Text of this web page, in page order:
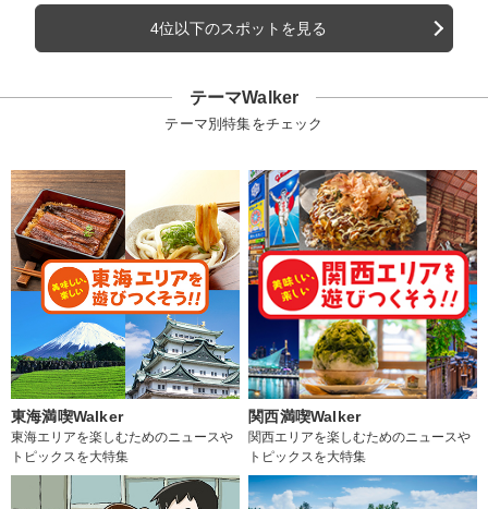
4位以下のスポットを見る
テーマWalker
テーマ別特集をチェック
東海満喫Walker
東海エリアを楽しむためのニュースや
トピックスを大特集
関西満喫Walker
関西エリアを楽しむためのニュースや
トピックスを大特集